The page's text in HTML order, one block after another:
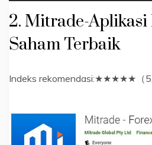
2. Mitrade-Aplikasi
Saham Terbaik
Indeks rekomendasi:★★★★★（